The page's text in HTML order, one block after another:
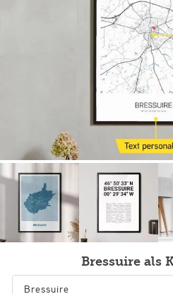
Bressuire als